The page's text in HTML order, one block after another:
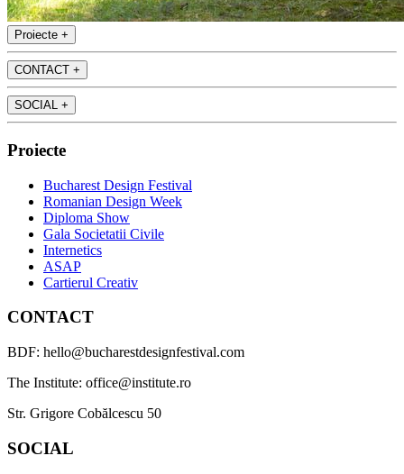
Proiecte +
CONTACT +
SOCIAL +
Proiecte
Bucharest Design Festival
Romanian Design Week
Diploma Show
Gala Societatii Civile
Internetics
ASAP
Cartierul Creativ
CONTACT
BDF: hello@bucharestdesignfestival.com
The Institute: office@institute.ro
Str. Grigore Cobălcescu 50
SOCIAL